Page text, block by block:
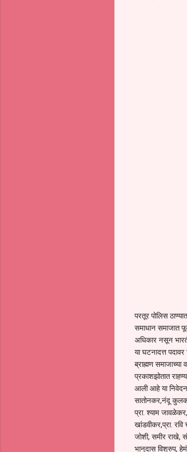
परतूर पोलिस
समाधान समाजात
अधिकार नसून
या घटनादत्त पदावर
ब्राह्मण
प्रकाशझोतात
आली आहे या
सातोनकर,नंदू
प्रा. श्याम
खांडवीकर,प्रा.
जोशी, समीर राखे,
भानुदास विश्रुप,